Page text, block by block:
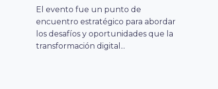
El evento fue un punto de
encuentro estratégico para abordar
los desafíos y oportunidades que la
transformación digital...